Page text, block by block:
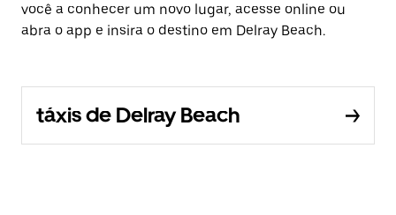
você a conhecer um novo lugar, acesse online ou
abra o app e insira o destino em Delray Beach.
táxis de Delray Beach